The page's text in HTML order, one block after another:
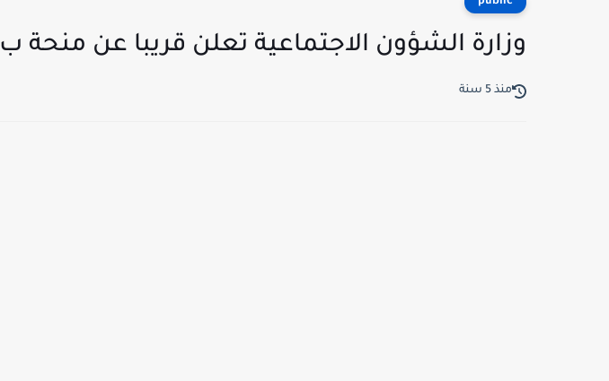
وزارة الشؤون الاجتماعية تعلن قريبا عن منحة ب300 دينار
منذ 5 سنة